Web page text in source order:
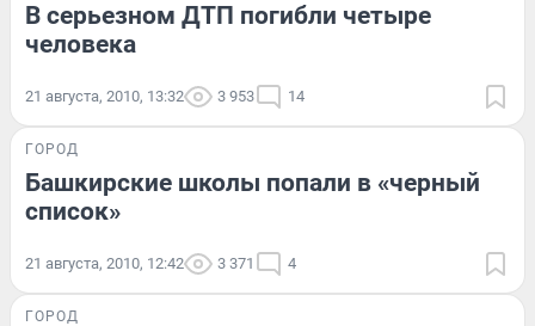
В серьезном ДТП погибли четыре
человека
21 августа, 2010, 13:32 3 953 14
ГОРОД
Башкирские школы попали в «черный
список»
21 августа, 2010, 12:42 3 371 4
ГОРОД